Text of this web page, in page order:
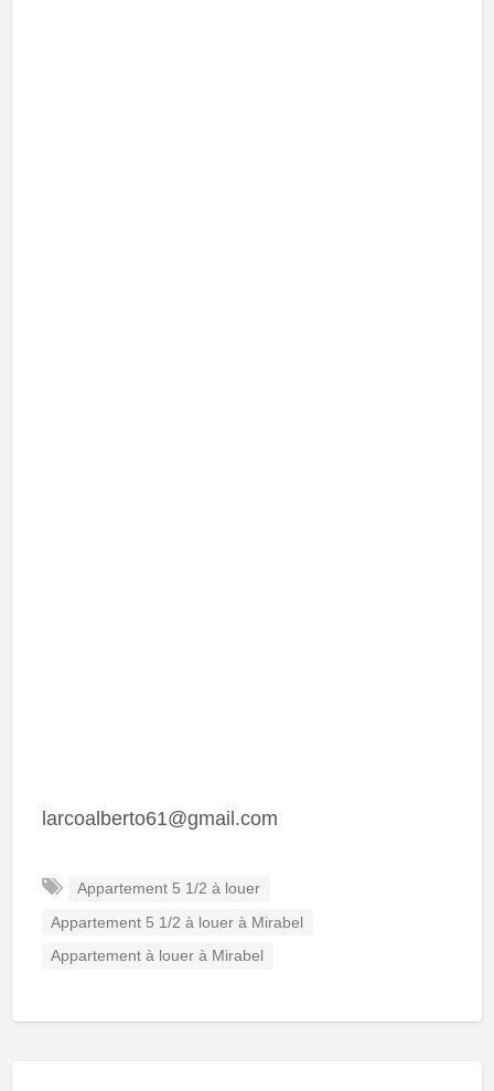
larcoalberto61@gmail.com
Appartement 5 1/2 à louer
Appartement 5 1/2 à louer à Mirabel
Appartement à louer à Mirabel